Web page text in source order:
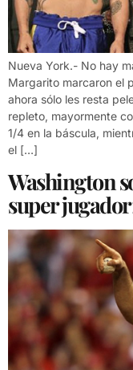
Nueva York.- No hay
Margarito marcaron el
ahora sólo les resta
repleto, mayormente
1/4 en la báscula,
el […]
Washington
super